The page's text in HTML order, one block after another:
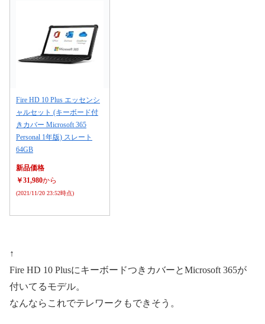
Fire HD 10 Plus エッセンシ
ャルセット (キーボード付
きカバー Microsoft 365
Personal 1年版) スレート
64GB
新品価格
￥31,980から
(2021/11/20 23:52時点)
↑
Fire HD 10 PlusにキーボードつきカバーとMicrosoft 365が
付いてるモデル。
なんならこれでテレワークもできそう。